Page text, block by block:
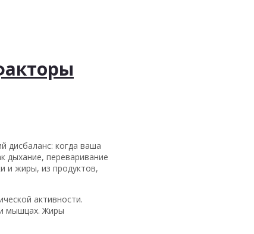
дисбаланс: когда ваша
дыхание, переваривание
и жиры, из продуктов,
активности.
и мышцах. Жиры